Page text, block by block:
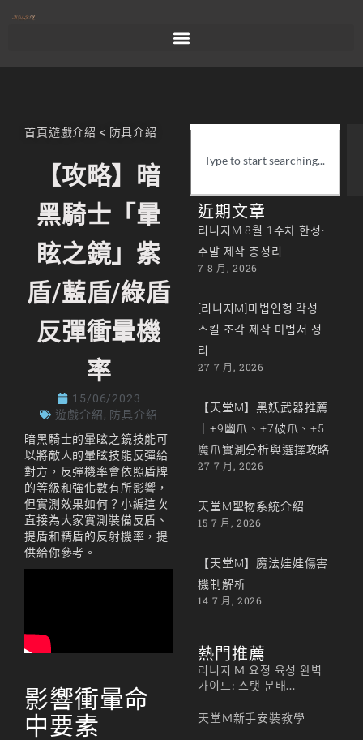
首頁遊戲介紹 < 防具介紹
【攻略】暗
黑騎士「暈
眩之鏡」紫
盾/藍盾/綠盾
反彈衝暈機
率
15/06/2023
遊戲介紹, 防具介紹
暗黑騎士的暈眩之鏡技能可
以將敵人的暈眩技能反彈給
對方，反彈機率會依照盾牌
的等級和強化數有所影響，
但實測效果如何？小編這次
直接為大家實測裝備反盾、
提盾和精盾的反射機率，提
供給你參考。
影響衝暈命
中要素
近期文章
리니지M 8월 1주차 한정·
주말 제작 총정리
7 8 月, 2026
[리니지M]마법인형 각성
스킬 조각 제작 마법서 정
리
27 7 月, 2026
【天堂M】黑妖武器推薦
｜+9幽爪、+7破爪、+5
魔爪實測分析與選擇攻略
27 7 月, 2026
天堂M聖物系統介紹
15 7 月, 2026
【天堂M】魔法娃娃傷害
機制解析
14 7 月, 2026
熱門推薦
리니지 M 요정 육성 완벽
가이드: 스탯 분배...
天堂M新手安裝教學